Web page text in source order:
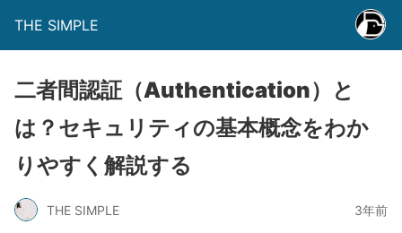
THE SIMPLE
二者間認証（Authentication）と
は？セキュリティの基本概念をわか
りやすく解説する
THE SIMPLE 3年前